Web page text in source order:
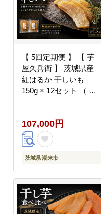
【 5回定期便 】 【 芋
屋久兵衛 】 茨城県産
紅はるか 干しいも
150g × 12セット （ 計
べにはるか 干し芋 干芋
野菜 やさい デザート
スイーツ おやつ ギフト
贈答 プレゼント
107,000円
茨城県 潮来市